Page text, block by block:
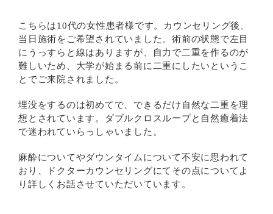
こちらは10代の女性患者様です。カウンセリング後、
当日施術をご希望されていました。術前の状態で左目
にうっすらと線はありますが、自力で二重を作るのが
難しいため、大学が始まる前に二重にしたいというこ
とでご来院されました。
埋没をするのは初めてで、できるだけ自然な二重を理
想とされています。ダブルクロスループと自然癒着法
で迷われていらっしゃいました。
麻酔についてやダウンタイムについて不安に思われて
おり、ドクターカウンセリングにてその点についてよ
り詳しくお話させていただいています。